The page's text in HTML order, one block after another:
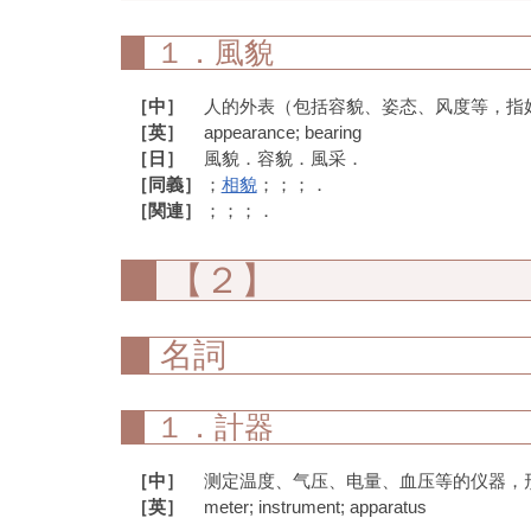
１．風貌
［中］
人的外表（包括容貌、姿态、风度等，指
［英］
appearance; bearing
［日］
風貌．容貌．風采．
［同義］
； 相貌 ；；；．
［関連］
；；；．
【２】
名詞
１．計器
［中］
测定温度、气压、电量、血压等的仪器
［英］
meter; instrument; apparatus